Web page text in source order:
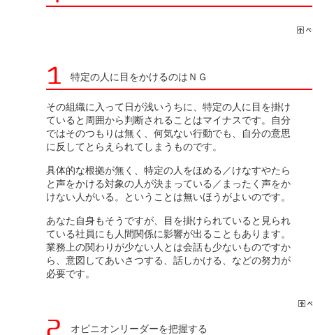
特定の人に目をかけるのはＮＧ
その組織に入って日が浅いうちに、特定の人に目を掛け
ていると周囲から判断されることはマイナスです。自分
ではそのつもりは無く、何気ない行動でも、自分の意思
に反してとらえられてしまうものです。
具体的な根拠が無く、特定の人をほめる／けなすやたら
と声をかける対象の人が決まっている／まったく声をか
けない人がいる。ということは無いほうがよいのです。
あなた自身もそうですが、目を掛けられていると見られ
ている社員にも人間関係に影響が出ることもあります。
業務上の関わりが少ない人とは会話も少ないものですか
ら、意図してあいさつする、話しかける、などの努力が
必要です。
オピニオンリーダーを把握する